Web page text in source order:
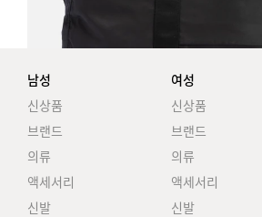
남성
신상품
브랜드
의류
액세서리
신발
여성
신상품
브랜드
의류
액세서리
신발